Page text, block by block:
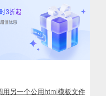
用另一个公用html模板文件